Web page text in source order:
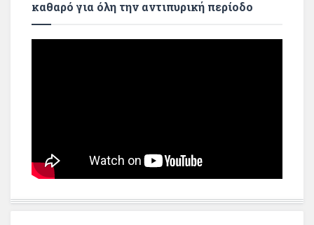
καθαρό για όλη την αντιπυρική περίοδο